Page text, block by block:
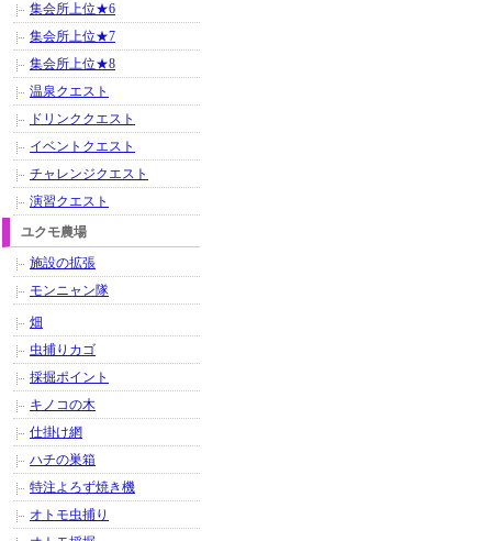
集会所上位★6
集会所上位★7
集会所上位★8
温泉クエスト
ドリンククエスト
イベントクエスト
チャレンジクエスト
演習クエスト
ユクモ農場
施設の拡張
モンニャン隊
畑
虫捕りカゴ
採掘ポイント
キノコの木
仕掛け網
ハチの巣箱
特注よろず焼き機
オトモ虫捕り